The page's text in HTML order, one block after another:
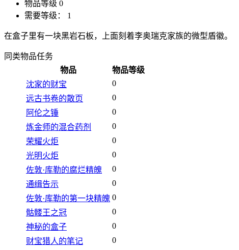
物品等级 0
需要等级：
1
在盒子里有一块黑岩石板，上面刻着李奥瑞克家族的微型盾徽。
同类物品任务
物品
物品等级
沈家的财宝
0
远古书卷的散页
0
阿伦之锤
0
炼金师的混合药剂
0
荣耀火炬
0
光明火炬
0
佐敦·库勒的腐烂精魄
0
通缉告示
0
佐敦·库勒的第一块精魄 0
骷髅王之冠
0
神秘的盒子
0
财宝猎人的笔记
0